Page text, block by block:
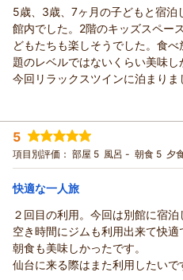
またのご来館を、スタッフ一同
す。
この度はご投稿頂きまして、誠
フロント 大島
支配人
リッチモンドホテルはどこもそ
いたいものがだいたい揃ってい
レビもアプリ連携できるので自
画サービスを大画面で見られるの
また、ここのホテルは特に館内や
仙台のリッチモンドホテルには
に来るときは第一候補に上がる
た。
リッチモンドホテル仙台からの返信
この度はリッチモンドホテル仙
がとうございます。
そして、大変あたたかいご感想
て御礼申し上げます。
今回お泊まりいただいたお部屋
で何よりでございます。
お部屋でゆったりとおくつろぎ
き、安堵いたしました。
また、お部屋にご用意しており
しましても、ご満足いただけて
ざいました。
現在は、各フロアにウォーター
お部屋にはウォーターサーバー
意しておりますので、もし次回
5歳、3歳、7ヶ月の子どもと宿泊
館内でした。2階のキッズスペー
どもたちも楽しそうでした。食
題のレベルではないくらい美味し
今回リラックスツインに泊まり
た。洗面所はベットの近くにあ
準備できるのは助かりました。
ヤーはリファで備え付けられて
部屋でした！
ただ、玄関？から寝室の部屋の扉
朝食もとっても美味しかったです
したが7ヶ月用のものが乳製品が
させました。バイキングにおかゆ
ば子供も食べやすく取り分けてあ
た。
宿泊時期： 2026年07月宿泊 (家族旅行
投稿者： カナさん
宿泊プラン： 【じゃらんスペシャルウ
一度】清掃なしでお得に宿泊！連泊プ
宿泊価格帯： 16,001～17,000円(大人一
リッチモンドホテル仙台からの返信
この度は数あるホテルの中より
泊頂きまして、誠にありがとう
嬉しいお言葉をたくさん頂戴で
5
項目別評価： 部屋 5 風呂 - 朝食 5 夕
快適な一人旅
２回目の利用。今回は別館に宿泊
空き時間にジムも利用出来て快適
朝食も美味しかったです。
仙台に来る際はまた利用したいで